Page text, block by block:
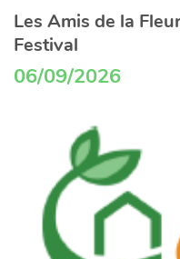
Les Amis de la
Festival
06/09/2026